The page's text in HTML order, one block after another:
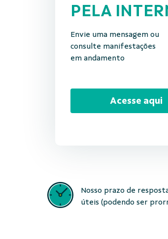
PELA
Envie uma mensagem ou
consulte manifestações
em andamento
Acesse aqui
Nosso prazo de
úteis (podendo ser